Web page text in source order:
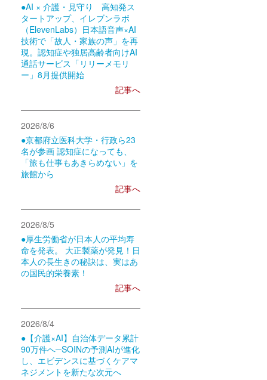
●AI × 介護・見守り 高知発ス
タートアップ、イレブンラボ
（ElevenLabs）日本語音声×AI
技術で「故人・家族の声」を再
現。認知症や独居高齢者向けAI
通話サービス「リリーメモリ
ー」8月提供開始
記事へ
2026/8/6
●京都府立医科大学・行政ら23
名が参画 認知症になっても、
「旅も仕事もあきらめない」を
旅館から
記事へ
2026/8/5
●厚生労働省が日本人の平均寿
命を発表。 大正製薬が発見！日
本人の長生きの秘訣は、実はあ
の国民的栄養素！
記事へ
2026/8/4
●【介護×AI】自治体データ累計
90万件へ─SOINの予測AIが進化
し、エビデンスに基づくケアマ
ネジメントを新たな次元へ